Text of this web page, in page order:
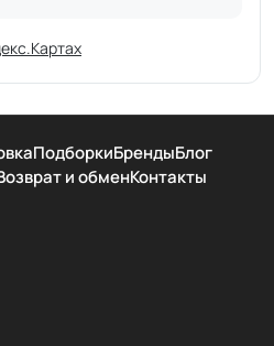
ПодборкиБрендыБлог
и обменКонтакты